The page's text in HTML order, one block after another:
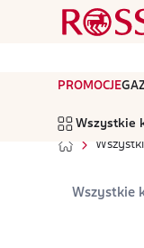
PROMOCJE
Wszystkie
Wszystkie